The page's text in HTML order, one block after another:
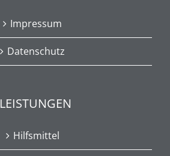
Impressum
Datenschutz
LEISTUNGEN
Hilfsmittel